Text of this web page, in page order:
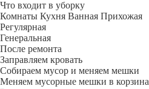
Что входит в уборку
Регу­лярная
Гене­ральная
После ремонта
Заправляем кровать
Собираем мусор и меняем мешки
Меняем мусорные мешки в